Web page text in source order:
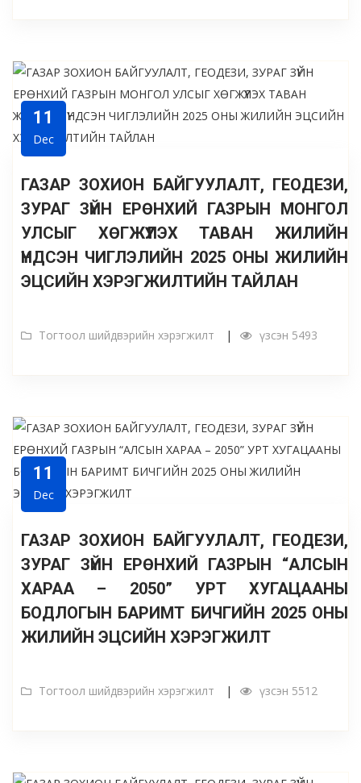
11
Dec
ГАЗАР ЗОХИОН БАЙГУУЛАЛТ, ГЕОДЕЗИ,
ЗУРАГ ЗҮЙН ЕРӨНХИЙ ГАЗРЫН МОНГОЛ
УЛСЫГ ХӨГЖҮҮЛЭХ ТАВАН ЖИЛИЙН
ҮНДСЭН ЧИГЛЭЛИЙН 2025 ОНЫ ЖИЛИЙН
ЭЦСИЙН ХЭРЭГЖИЛТИЙН ТАЙЛАН
Тогтоол шийдвэрийн хэрэгжилт үзсэн 5493
11
Dec
ГАЗАР ЗОХИОН БАЙГУУЛАЛТ, ГЕОДЕЗИ,
ЗУРАГ ЗҮЙН ЕРӨНХИЙ ГАЗРЫН “АЛСЫН
ХАРАА – 2050” УРТ ХУГАЦААНЫ
БОДЛОГЫН БАРИМТ БИЧГИЙН 2025 ОНЫ
ЖИЛИЙН ЭЦСИЙН ХЭРЭГЖИЛТ
Тогтоол шийдвэрийн хэрэгжилт үзсэн 5512